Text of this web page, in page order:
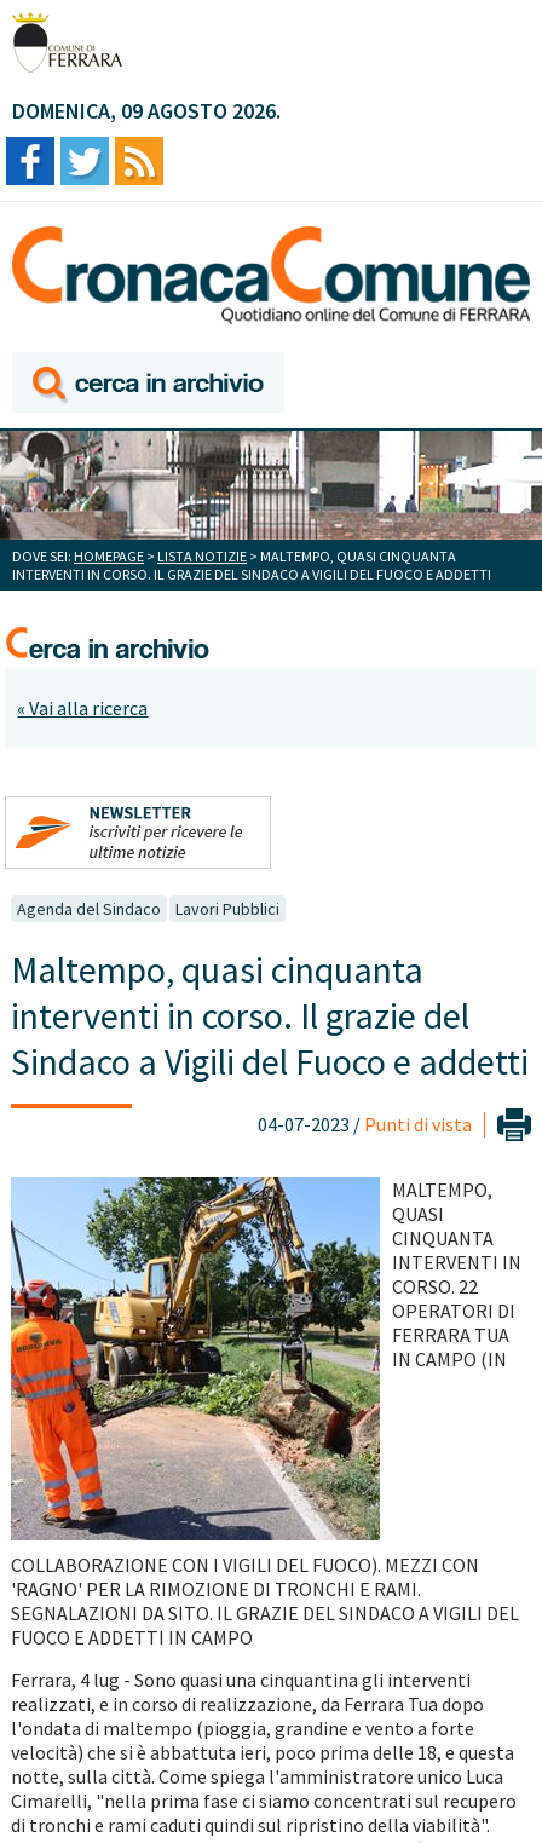
DOMENICA, 09 AGOSTO 2026.
DOVE SEI: HOMEPAGE > LISTA NOTIZIE > MALTEMPO, QUASI CINQUANTA
INTERVENTI IN CORSO. IL GRAZIE DEL SINDACO A VIGILI DEL FUOCO E ADDETTI
« Vai alla ricerca
Agenda del Sindaco Lavori Pubblici
Maltempo, quasi cinquanta
interventi in corso. Il grazie del
Sindaco a Vigili del Fuoco e addetti
04-07-2023 / Punti di vista
MALTEMPO,
QUASI
CINQUANTA
INTERVENTI IN
CORSO. 22
OPERATORI DI
FERRARA TUA
IN CAMPO (IN
COLLABORAZIONE CON I VIGILI DEL FUOCO). MEZZI CON
'RAGNO' PER LA RIMOZIONE DI TRONCHI E RAMI.
SEGNALAZIONI DA SITO. IL GRAZIE DEL SINDACO A VIGILI DEL
FUOCO E ADDETTI IN CAMPO
Ferrara, 4 lug - Sono quasi una cinquantina gli interventi
realizzati, e in corso di realizzazione, da Ferrara Tua dopo
l'ondata di maltempo (pioggia, grandine e vento a forte
velocità) che si è abbattuta ieri, poco prima delle 18, e questa
notte, sulla città. Come spiega l'amministratore unico Luca
Cimarelli, "nella prima fase ci siamo concentrati sul recupero
di tronchi e rami caduti quindi sul ripristino della viabilità".